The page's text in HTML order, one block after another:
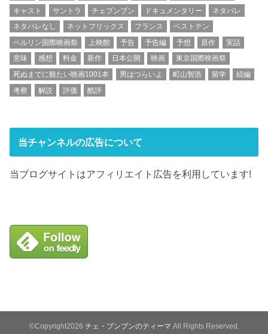
キャスト
サントラ チェブンブン ドキュメンタリー
ネタバレ
ネタバレなし
ネットフリックス フランス
ベストテン
ベルリン国際映画祭
上映館 予告 予告編 予想 原作
実話
意味
感想 料金 新作 日本公開 映画
東京国際映画祭
死ぬまでに観たい映画1001本
男はつらいよ 町山智浩 留学
続編
考察
解説 評価 酷評
当チャンネルの広告について
当ブログサイトはアフィリエイト広告を利用しています!
©Copyright2026 チェ・ブンブンのティーマ .All Rights Reserved.